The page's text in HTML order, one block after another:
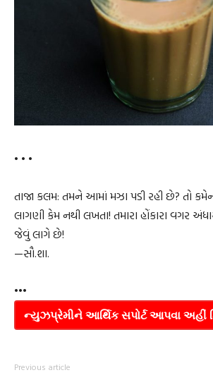
• • •
તાજા કલમ: તમને આમાં મઝા પડી રહી છે? તો
લાગણી કેમ નથી લખતા! તમારા હોંકારા વગર
જેવું લાગે છે!
—સૌ.શા.
•••
ન્યુઝપ્રેમીને આર્થિક સપોર્ટ આપવા અહીં
Previous article